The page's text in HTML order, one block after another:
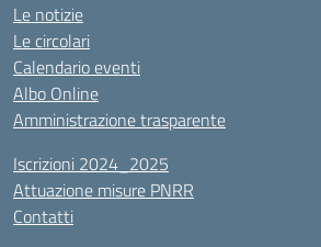
Le notizie
Le circolari
Calendario eventi
Albo Online
Amministrazione trasparente
Iscrizioni 2024_2025
Attuazione misure PNRR
Contatti